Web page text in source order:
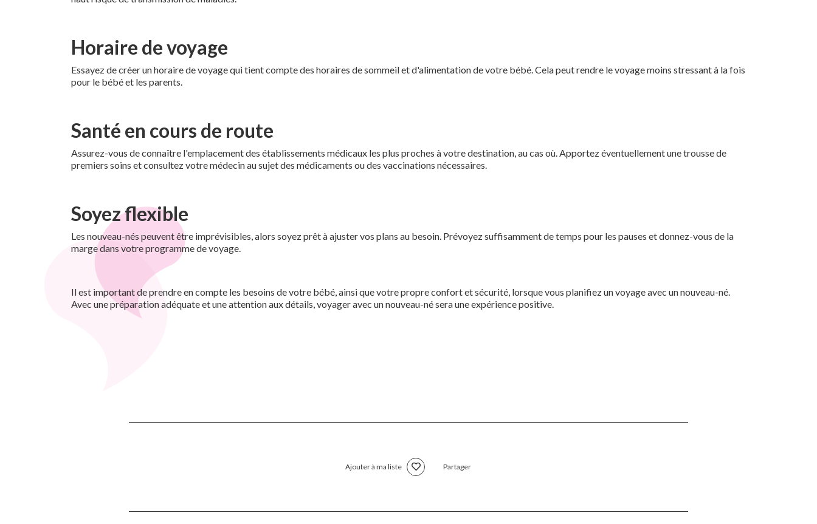
Horaire de voyage
Essayez de créer un horaire de voyage qui tient compte des horaires de sommeil et d'alimentation de votre bébé. Cela peut rendre le voyage moins stressant à la fois
pour le bébé et les parents.
Santé en cours de route
Assurez-vous de connaître l'emplacement des établissements médicaux les plus proches à votre destination, au cas où. Apportez éventuellement une trousse de
premiers soins et consultez votre médecin au sujet des médicaments ou des vaccinations nécessaires.
Soyez flexible
Les nouveau-nés peuvent être imprévisibles, alors soyez prêt à ajuster vos plans au besoin. Prévoyez suffisamment de temps pour les pauses et donnez-vous de la
marge dans votre programme de voyage.
Il est important de prendre en compte les besoins de votre bébé, ainsi que votre propre confort et sécurité, lorsque vous planifiez un voyage avec un nouveau-né.
Avec une préparation adéquate et une attention aux détails, voyager avec un nouveau-né sera une expérience positive.
Ajouter à ma liste Partager